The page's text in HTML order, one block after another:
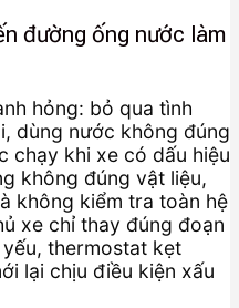
đường ống nước làm
hỏng: bỏ qua tình
dùng nước không đúng
chạy khi xe có dấu hiệu
không đúng vật liệu,
không kiểm tra toàn hệ
xe chỉ thay đúng đoạn
thermostat kẹt
lại chịu điều kiện xấu